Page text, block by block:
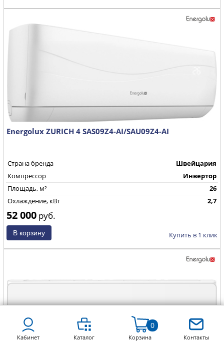
Energolux ZURICH 4 SAS09Z4-AI/SAU09Z4-AI
Страна бренда
Швейцария
Компрессор
Инвертор
Площадь, м²
26
Охлаждение, кВт
2,7
52 000 руб.
Купить в 1 клик
Кабинет Каталог Корзина
0
Контакты